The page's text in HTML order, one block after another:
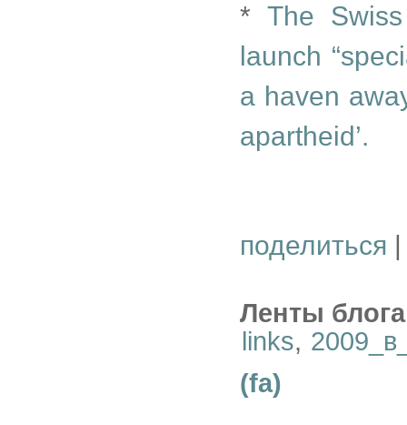
* The
launch
a haven
apartheid’.
поделиться |
Ленты
links,
(fa)